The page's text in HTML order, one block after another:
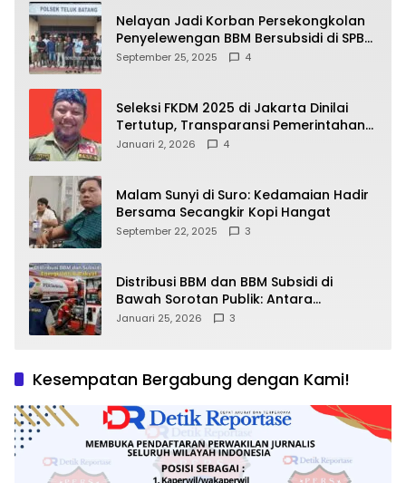
Nelayan Jadi Korban Persekongkolan
Penyelewengan BBM Bersubsidi di SPBU
64.78809 Teluk Batang
September 25, 2025 4
Seleksi FKDM 2025 di Jakarta Dinilai
Tertutup, Transparansi Pemerintahan
Pramono–Rano Dipertanyakan
Januari 2, 2026 4
Malam Sunyi di Suro: Kedamaian Hadir
Bersama Secangkir Kopi Hangat
September 22, 2025 3
Distribusi BBM dan BBM Subsidi di
Bawah Sorotan Publik: Antara
Kepentingan Negara, Hak Konsumen,
Januari 25, 2026 3
Kesempatan Bergabung dengan Kami!